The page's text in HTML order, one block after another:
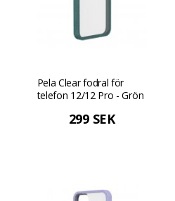
Pela Clear fodral för
telefon 12/12 Pro - Grön
299 SEK